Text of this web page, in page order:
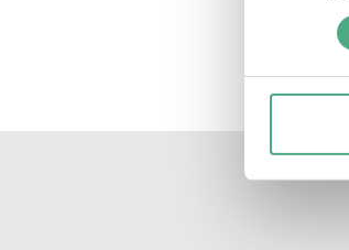
Erfahren
Wir
die